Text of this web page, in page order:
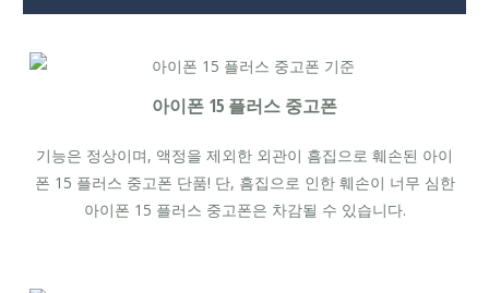
아이폰 15 플러스 중고폰
기능은 정상이며, 액정을 제외한 외관이 흠집으로 훼손된 아이
폰 15 플러스 중고폰 단품! 단, 흠집으로 인한 훼손이 너무 심한
아이폰 15 플러스 중고폰은 차감될 수 있습니다.